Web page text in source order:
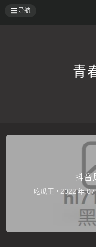
导航
青
抖音
吃瓜王 •